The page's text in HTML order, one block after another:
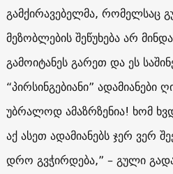
გამქირავებელმა, რომელსაც
მეზობლების შეწუხება არ
გამოიტანეს გარეთ და ეს
“პირსინგებიანი” ადამიანები
უბრალოდ ამაზრზენია! ხომ
აქ ასეთ ადამიანებს ჯერ ვერ
დრო გვჭირდება,” – გული